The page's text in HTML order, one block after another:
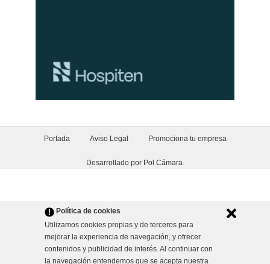
Política de cookies
Utilizamos cookies propias y de terceros para
mejorar la experiencia de navegación, y ofrecer
contenidos y publicidad de interés. Al continuar con
la navegación entendemos que se acepta nuestra
Portada Aviso Legal Promociona tu empresa
Desarrollado por Pol Cámara.